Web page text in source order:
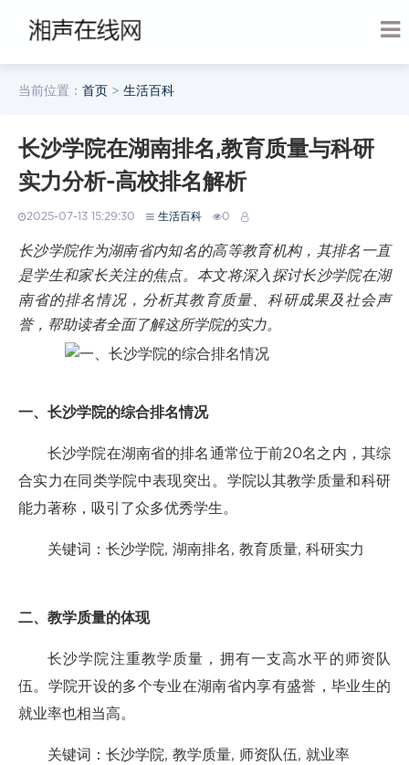
当前位置： 首页 > 生活百科
长沙学院在湖南排名,教育质量与科研
实力分析-高校排名解析
2025-07-13 15:29:30 生活百科 0
长沙学院作为湖南省内知名的高等教育机构，其排名一直
是学生和家长关注的焦点。本文将深入探讨长沙学院在湖
南省的排名情况，分析其教育质量、科研成果及社会声
誉，帮助读者全面了解这所学院的实力。
一、长沙学院的综合排名情况
长沙学院在湖南省的排名通常位于前20名之内，其综
合实力在同类学院中表现突出。学院以其教学质量和科研
能力著称，吸引了众多优秀学生。
关键词：长沙学院, 湖南排名, 教育质量, 科研实力
二、教学质量的体现
长沙学院注重教学质量，拥有一支高水平的师资队
伍。学院开设的多个专业在湖南省内享有盛誉，毕业生的
就业率也相当高。
关键词：长沙学院, 教学质量, 师资队伍, 就业率